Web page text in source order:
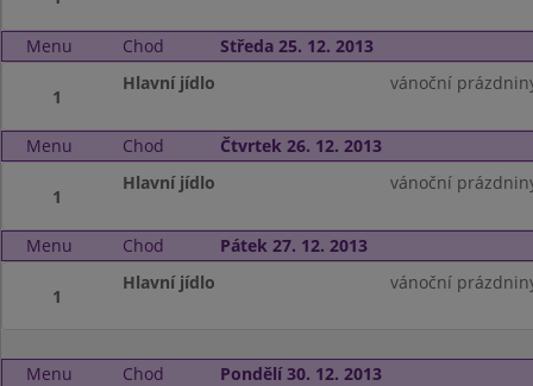
Menu Chod Středa 25. 12. 2013
1
Hlavní jídlo vánoční
Menu Chod Čtvrtek 26. 12. 2013
1
Hlavní jídlo vánoční
Menu Chod Pátek 27. 12. 2013
1
Hlavní jídlo vánoční
Menu Chod Pondělí 30. 12. 2013